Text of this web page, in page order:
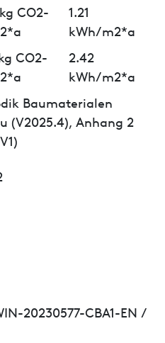
CO2-
1.21
kWh/m2*a
CO2-
2.42
kWh/m2*a
Baumaterialen
(V2025.4), Anhang 2
20230577-CBA1-EN /